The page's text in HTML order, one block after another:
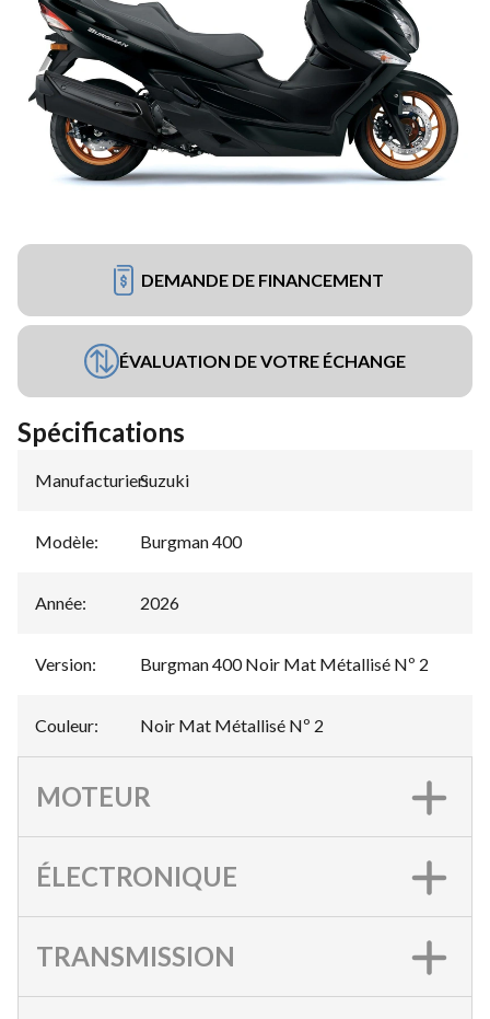
DEMANDE DE FINANCEMENT
ÉVALUATION DE VOTRE ÉCHANGE
Spécifications
Manufacturier:
Suzuki
Modèle: Burgman 400
Année: 2026
Version: Burgman 400 Noir Mat Métallisé Nº 2
Couleur: Noir Mat Métallisé Nº 2
MOTEUR
ÉLECTRONIQUE
TRANSMISSION